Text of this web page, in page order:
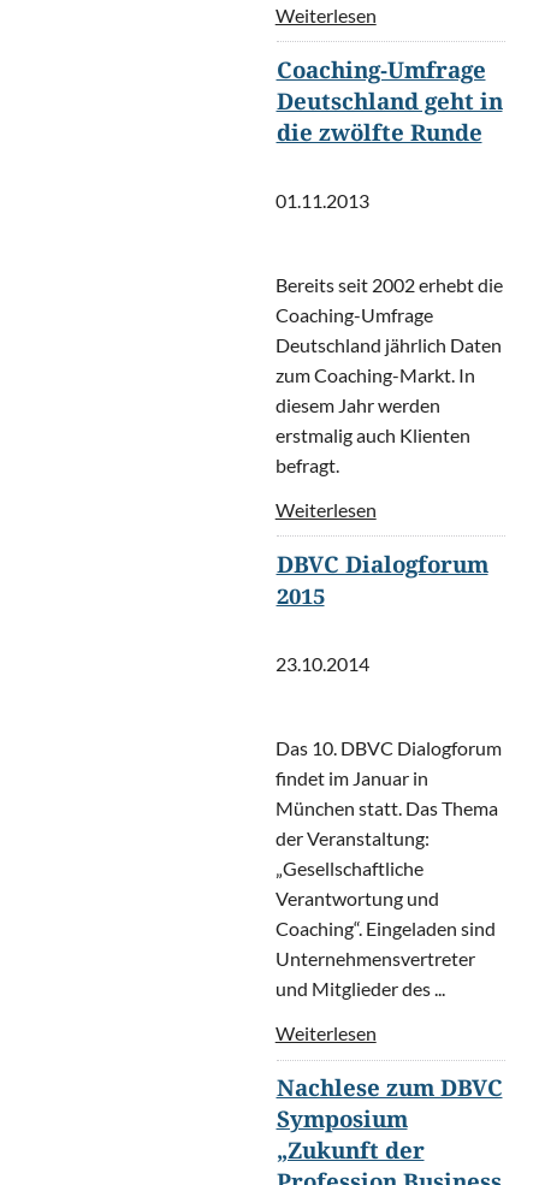
Weiterlesen
Coaching-Umfrage
Deutschland geht in
die zwölfte Runde
01.11.2013
Bereits seit 2002 erhebt die
Coaching-Umfrage
Deutschland jährlich Daten
zum Coaching-Markt. In
diesem Jahr werden
erstmalig auch Klienten
befragt.
Weiterlesen
DBVC Dialogforum
2015
23.10.2014
Das 10. DBVC Dialogforum
findet im Januar in
München statt. Das Thema
der Veranstaltung:
„Gesellschaftliche
Verantwortung und
Coaching“. Eingeladen sind
Unternehmensvertreter
und Mitglieder des ...
Weiterlesen
Nachlese zum DBVC
Symposium
„Zukunft der